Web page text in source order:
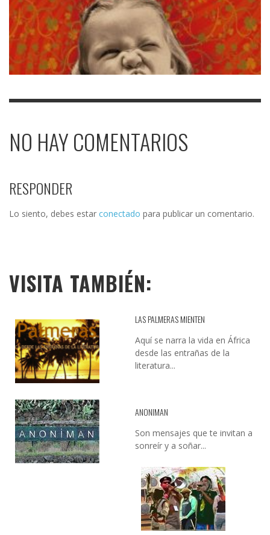
NO HAY COMENTARIOS
RESPONDER
Lo siento, debes estar conectado para publicar un comentario.
VISITA TAMBIÉN:
LAS PALMERAS MIENTEN
Aquí se narra la vida en África
desde las entrañas de la
literatura...
ANONIMAN
Son mensajes que te invitan a
sonreír y a soñar...